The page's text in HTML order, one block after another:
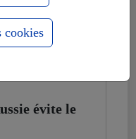
évite le
cookies